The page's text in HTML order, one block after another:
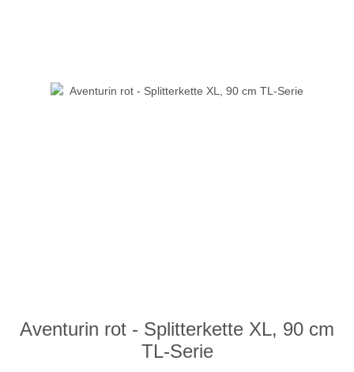
Aventurin rot - Splitterkette XL, 90 cm
TL-Serie